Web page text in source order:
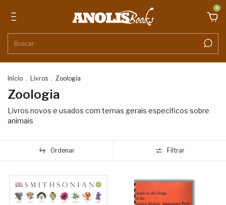
0
Início . Livros . Zoologia
Zoologia
Livros novos e usados com temas gerais específicos sobre
animais
Ordenar Filtrar